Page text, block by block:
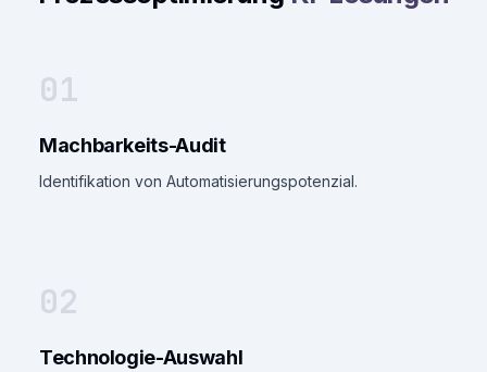
01
Machbarkeits-Audit
Identifikation von Automatisierungspotenzial.
02
Technologie-Auswahl